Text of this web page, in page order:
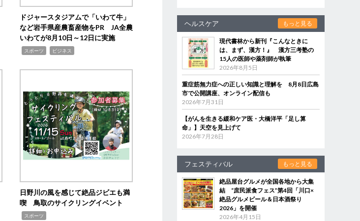
ドジャースタジアムで「いわて牛」
など岩手県産農畜産物をPR JA全農
いわてが8月10日～12日に実施
スポーツ ビジネス
日野川の風を感じて絶品ジビエも満
喫 鳥取のサイクリングイベント
スポーツ
ヘルスケア もっと見る
現代書林から新刊『こんなときに
は、まず、漢方！』 漢方三考塾の
15人の医師や薬剤師が執筆
2026年8月5日
重症筋無力症への正しい知識と理解を 8月8日広島
市で公開講座、オンライン配信も
2026年7月31日
【がんを生きる緩和ケア医・大橋洋平「足し算
命」】天空を見上げて
2026年7月28日
フェスティバル もっと見る
絶品屋台グルメが全国各地から大集
結 “庶民派食フェス”第4回「川口×
絶品グルメビール＆日本酒祭り
2026」を開催
2026年4月15日